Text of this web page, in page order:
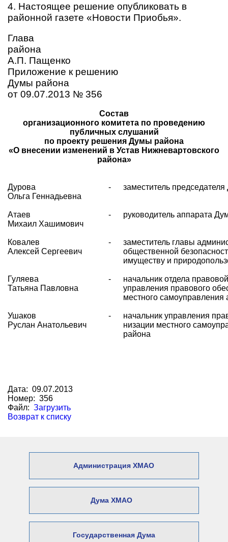
4. Настоящее решение опубликовать в
районной газете «Новости Приобья».
Глава
района
А.П. Пащенко
Приложение к решению
Думы района
от 09.07.2013 № 356
Состав
организационного комитета по проведению
публичных слушаний
по проекту решения Думы района
«О внесении изменений в Устав Нижневартовского
района»
Дурова
Ольга Геннадьевна
- заместитель
Атаев
Михаил Хашимович
- руководитель аппарата
Ковалев
Алексей Сергеевич
-
заместитель главы
общественной
имуществу и
Гуляева
Татьяна Павловна
-
начальник отдела
управления правового
местного
Ушаков
Руслан Анатольевич
-
начальник управления
низации местного
района
Дата: 09.07.2013
Номер: 356
Файл: Загрузить
Возврат к списку
Администрация ХМАО
Дума ХМАО
Государственная Дума